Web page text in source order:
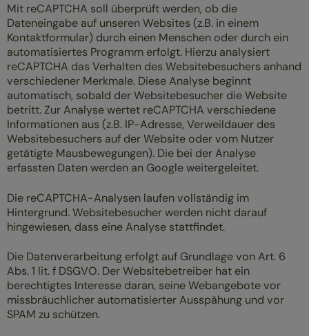
Mit reCAPTCHA soll überprüft werden, ob die
Dateneingabe auf unseren Websites (z.B. in einem
Kontaktformular) durch einen Menschen oder durch ein
automatisiertes Programm erfolgt. Hierzu analysiert
reCAPTCHA das Verhalten des Websitebesuchers anhand
verschiedener Merkmale. Diese Analyse beginnt
automatisch, sobald der Websitebesucher die Website
betritt. Zur Analyse wertet reCAPTCHA verschiedene
Informationen aus (z.B. IP-Adresse, Verweildauer des
Websitebesuchers auf der Website oder vom Nutzer
getätigte Mausbewegungen). Die bei der Analyse
erfassten Daten werden an Google weitergeleitet.
Die reCAPTCHA-Analysen laufen vollständig im
Hintergrund. Websitebesucher werden nicht darauf
hingewiesen, dass eine Analyse stattfindet.
Die Datenverarbeitung erfolgt auf Grundlage von Art. 6
Abs. 1 lit. f DSGVO. Der Websitebetreiber hat ein
berechtigtes Interesse daran, seine Webangebote vor
missbräuchlicher automatisierter Ausspähung und vor
SPAM zu schützen.